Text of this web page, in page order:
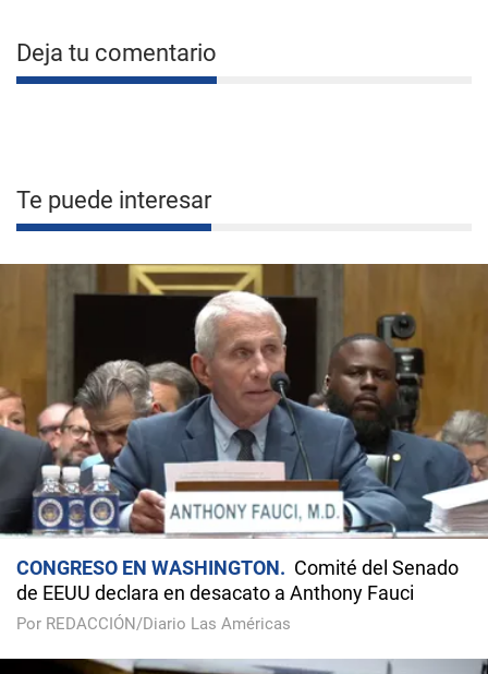
Deja tu comentario
Te puede interesar
CONGRESO EN WASHINGTON
Comité del Senado
de EEUU declara en desacato a Anthony Fauci
Por REDACCIÓN/Diario Las Américas